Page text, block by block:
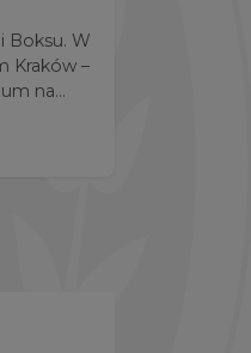
Boksu. W
Kraków –
na